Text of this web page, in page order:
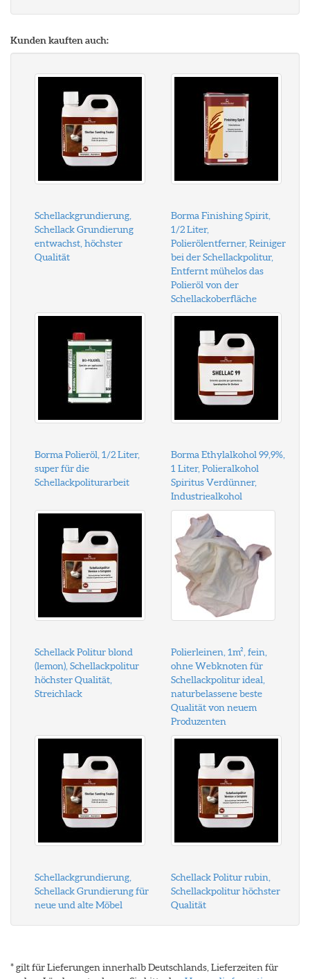
Kunden kauften auch:
Schellackgrundierung,
Schellack Grundierung
entwachst, höchster
Qualität
Borma Finishing Spirit,
1/2 Liter,
Polierölentferner, Reiniger
bei der Schellackpolitur,
Entfernt mühelos das
Polieröl von der
Schellackoberfläche
Borma Polieröl, 1/2 Liter,
super für die
Schellackpoliturarbeit
Borma Ethylalkohol 99,9%,
1 Liter, Polieralkohol
Spiritus Verdünner,
Industriealkohol
Schellack Politur blond
(lemon), Schellackpolitur
höchster Qualität,
Streichlack
Polierleinen, 1m², fein,
ohne Webknoten für
Schellackpolitur ideal,
naturbelassene beste
Qualität von neuem
Produzenten
Schellackgrundierung,
Schellack Grundierung für
neue und alte Möbel
Schellack Politur rubin,
Schellackpolitur höchster
Qualität
* gilt für Lieferungen innerhalb Deutschlands, Lieferzeiten für